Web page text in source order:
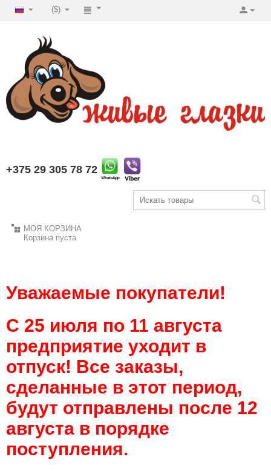
($)
+375 29 305 78 72
МОЯ КОРЗИНА
Корзина пуста
Уважаемые покупатели!
С 25 июля по 11 августа
предприятие уходит в
отпуск! Все заказы,
сделанные в этот период,
будут отправлены после 12
августа в порядке
поступления.